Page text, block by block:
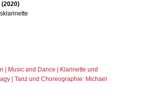
(2020)